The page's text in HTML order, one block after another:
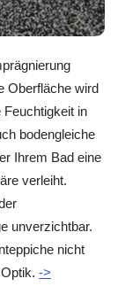
Oberfläche wird
in
bodengleiche
Ihrem Bad eine
verleiht.
unverzichtbar.
nicht
->